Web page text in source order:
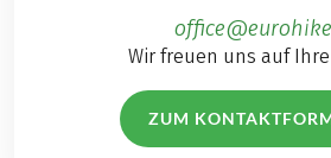
Wir freuen uns auf
ZUM